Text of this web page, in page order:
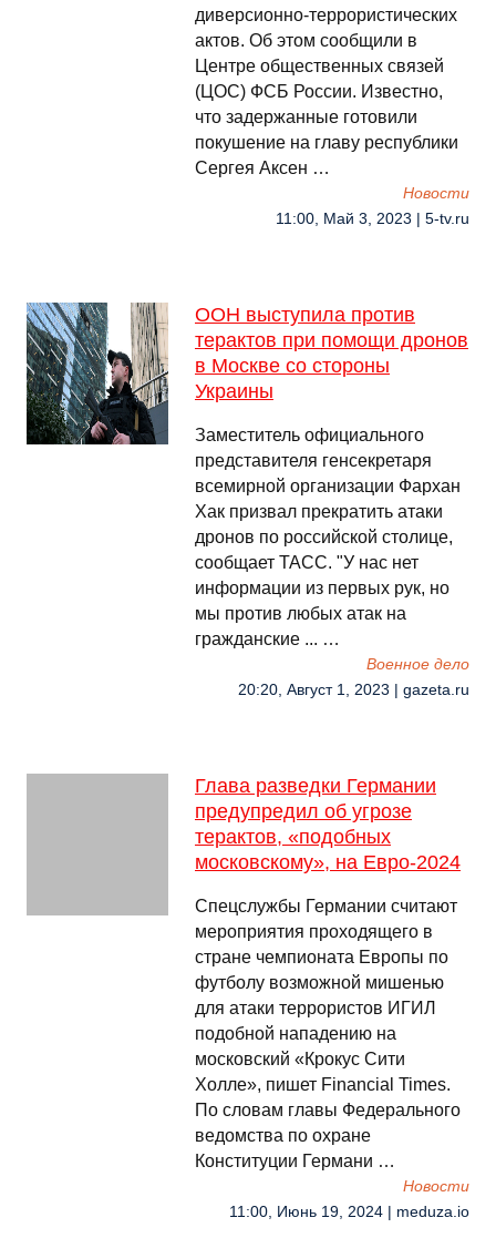
диверсионно-террористических
актов. Об этом сообщили в
Центре общественных связей
(ЦОС) ФСБ России. Известно,
что задержанные готовили
покушение на главу республики
Сергея Аксен …
Новости
11:00, Май 3, 2023 | 5-tv.ru
ООН выступила против
терактов при помощи дронов
в Москве со стороны
Украины
Заместитель официального
представителя генсекретаря
всемирной организации Фархан
Хак призвал прекратить атаки
дронов по российской столице,
сообщает ТАСС. "У нас нет
информации из первых рук, но
мы против любых атак на
гражданские ... …
Военное дело
20:20, Август 1, 2023 | gazeta.ru
Глава разведки Германии
предупредил об угрозе
терактов, «подобных
московскому», на Евро-2024
Спецслужбы Германии считают
мероприятия проходящего в
стране чемпионата Европы по
футболу возможной мишенью
для атаки террористов ИГИЛ
подобной нападению на
московский «Крокус Сити
Холле», пишет Financial Times.
По словам главы Федерального
ведомства по охране
Конституции Германи …
Новости
11:00, Июнь 19, 2024 | meduza.io